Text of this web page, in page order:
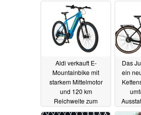
Aldi verkauft E-
Mountainbike mit
starkem Mittelmotor
und 120 km
Reichweite zum
aktuellen Bestpreis
Das
ein